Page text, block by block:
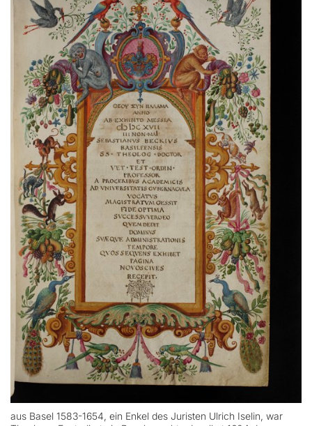
aus Basel 1583-1654, ein Enkel des Juristen Ulrich Iselin, war